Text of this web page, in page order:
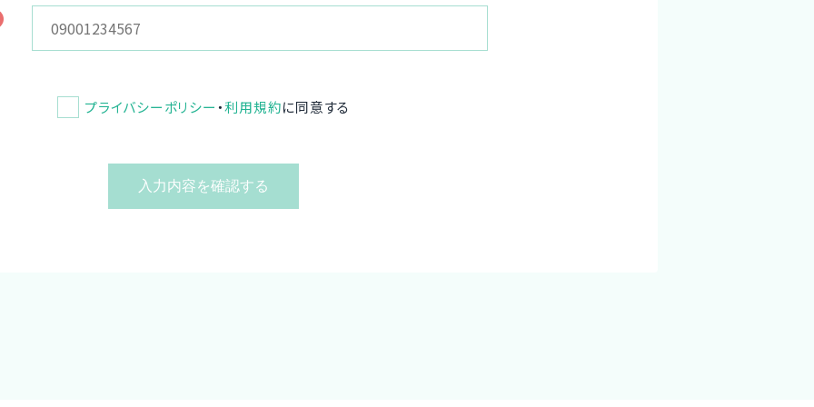
プライバシーポリシー・利用規約に同意する
入力内容を確認する